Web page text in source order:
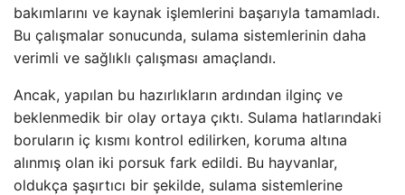
bakımlarını ve kaynak işlemlerini başarıyla tamamladı.
Bu çalışmalar sonucunda, sulama sistemlerinin daha
verimli ve sağlıklı çalışması amaçlandı.
Ancak, yapılan bu hazırlıkların ardından ilginç ve
beklenmedik bir olay ortaya çıktı. Sulama hatlarındaki
boruların iç kısmı kontrol edilirken, koruma altına
alınmış olan iki porsuk fark edildi. Bu hayvanlar,
oldukça şaşırtıcı bir şekilde, sulama sistemlerine